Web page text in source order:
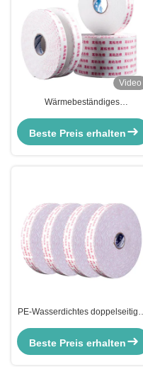
Video
Wärmebeständiges
Custom Logo OEM Service Acryl
Beste Preis erhalten
PE-Wasserdichtes doppelseitiges
Beste Preis erhalten